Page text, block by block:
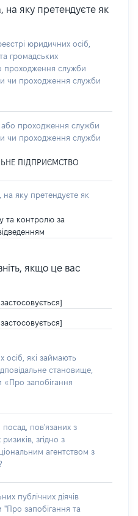
на яку претендуєте як
юридичних осіб,
громадських
проходження служби
чи проходження служби
проходження служби
чи проходження служби
ПІДПРИЄМСТВО
на яку претендуєте як
та контролю за
якщо це вас
які займають
становище,
«Про запобігання
пов'язаних з
згідно з
агентством з
публічних діячів
"Про запобігання та